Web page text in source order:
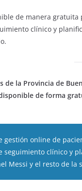
de manera
clínico y
de la Provincia de
de forma
gestión online de
seguimiento clínico y
Messi y el resto de la